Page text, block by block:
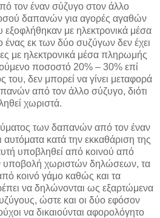
τον έναν σύζυγο στον άλλο
δαπανών για αγορές αγαθών
με ηλεκτρονικά μέσα
εκ των δύο συζύγων δεν έχει
με ηλεκτρονικά μέσα πληρωμής
ποσοστό 20% – 30% επί
του, δεν μπορεί να γίνει μεταφορά
από τον άλλο σύζυγο, διότι
χωριστά.
των δαπανών από τον έναν
αυτόματα κατά την εκκαθάριση της
υποβληθεί από κοινού από
υποβολή χωριστών δηλώσεων, τα
κοινό γάμο καθώς και τα
να δηλώνονται ως εξαρτώμενα
ώστε και οι δύο εφόσον
να δικαιούνται αφορολόγητο